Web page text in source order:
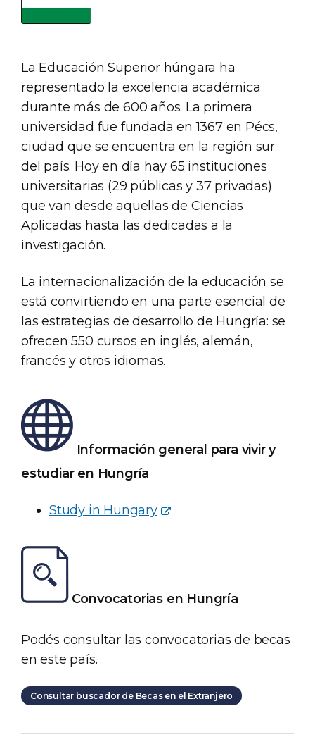
La Educación Superior húngara ha
representado la excelencia académica
durante más de 600 años. La primera
universidad fue fundada en 1367 en Pécs,
ciudad que se encuentra en la región sur
del país. Hoy en día hay 65 instituciones
universitarias (29 públicas y 37 privadas)
que van desde aquellas de Ciencias
Aplicadas hasta las dedicadas a la
investigación.
La internacionalización de la educación se
está convirtiendo en una parte esencial de
las estrategias de desarrollo de Hungría: se
ofrecen 550 cursos en inglés, alemán,
francés y otros idiomas.
Información general para vivir y
estudiar en Hungría
Study in Hungary
Convocatorias en Hungría
Podés consultar las convocatorias de becas
en este país.
Consultar buscador de Becas en el Extranjero